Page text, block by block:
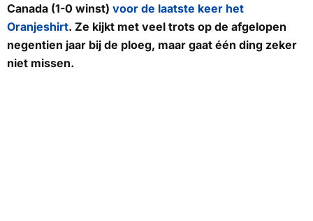
Canada (1-0 winst) voor de laatste keer het
Oranjeshirt. Ze kijkt met veel trots op de afgelopen
negentien jaar bij de ploeg, maar gaat één ding zeker
niet missen.